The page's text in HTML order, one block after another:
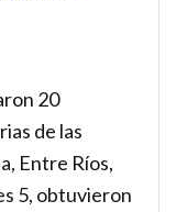
20
de las
Entre Ríos,
5, obtuvieron